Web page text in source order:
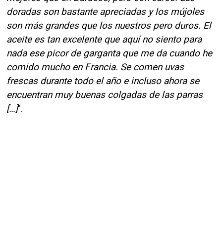
doradas son bastante apreciadas y los mújoles
son más grandes que los nuestros pero duros. El
aceite es tan excelente que aquí no siento para
nada ese picor de garganta que me da cuando he
comido mucho en Francia. Se comen uvas
frescas durante todo el año e incluso ahora se
encuentran muy buenas colgadas de las parras
[…]".